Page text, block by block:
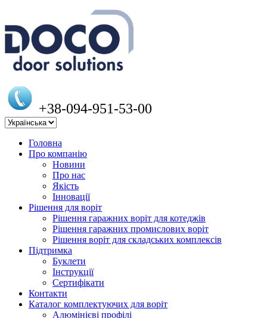
+38-094-951-53-00
Головна
Про компанію
Новини
Про нас
Якість
Інновації
Рішення для воріт
Рішення гаражних воріт для котеджів
Рішення гаражних промислових воріт
Рішення воріт для складських комплексів
Підтримка
Буклети
Інструкції
Сертифікати
Контакти
Каталог комплектуючих для воріт
Алюмінієві профілі